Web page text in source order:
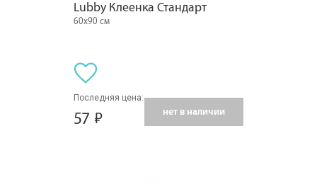
Lubby Клеенка Стандарт
60х90 см
Последняя цена:
57 нет в наличии